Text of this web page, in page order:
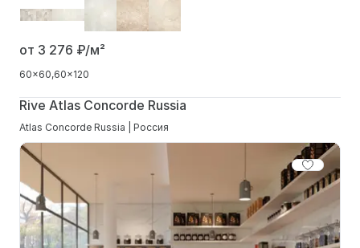
от 3 276 ₽/м²
60x60 60x120
Rive Atlas Concorde Russia
Atlas Concorde Russia | Россия